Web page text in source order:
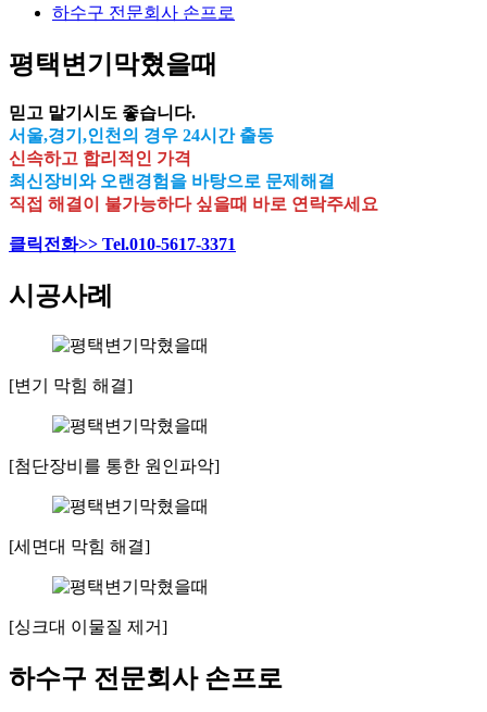
하수구 전문회사 손프로
평택변기막혔을때
믿고 맡기시도 좋습니다.
서울,경기,인천의 경우 24시간 출동
신속하고 합리적인 가격
최신장비와 오랜경험을 바탕으로 문제해결
직접 해결이 불가능하다 싶을때 바로 연락주세요
클릭전화>> Tel.010-5617-3371
시공사례
[변기 막힘 해결]
[첨단장비를 통한 원인파악]
[세면대 막힘 해결]
[싱크대 이물질 제거]
하수구 전문회사 손프로